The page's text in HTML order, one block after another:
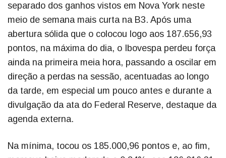
separado dos ganhos vistos em Nova York neste
meio de semana mais curta na B3. Após uma
abertura sólida que o colocou logo aos 187.656,93
pontos, na máxima do dia, o Ibovespa perdeu força
ainda na primeira meia hora, passando a oscilar em
direção a perdas na sessão, acentuadas ao longo
da tarde, em especial um pouco antes e durante a
divulgação da ata do Federal Reserve, destaque da
agenda externa.
Na mínima, tocou os 185.000,96 pontos e, ao fim,